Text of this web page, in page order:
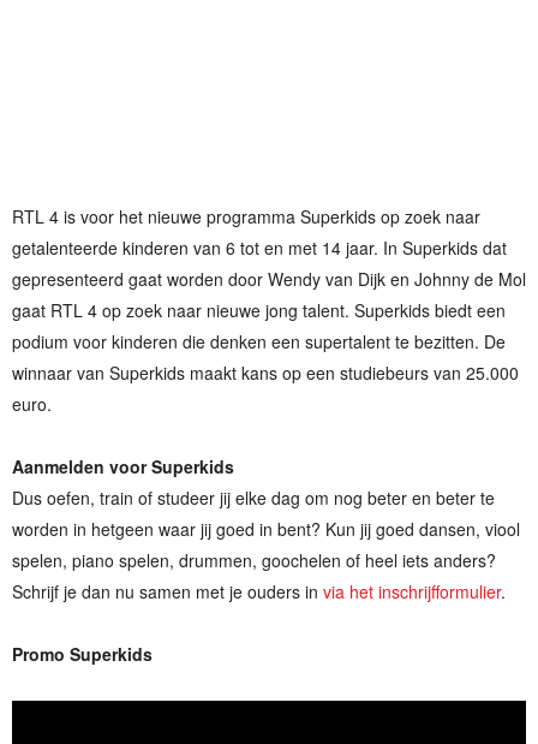
RTL 4 is voor het nieuwe programma Superkids op zoek naar
getalenteerde kinderen van 6 tot en met 14 jaar. In Superkids dat
gepresenteerd gaat worden door Wendy van Dijk en Johnny de Mol
gaat RTL 4 op zoek naar nieuwe jong talent. Superkids biedt een
podium voor kinderen die denken een supertalent te bezitten. De
winnaar van Superkids maakt kans op een studiebeurs van 25.000
euro.
Aanmelden voor Superkids
Dus oefen, train of studeer jij elke dag om nog beter en beter te
worden in hetgeen waar jij goed in bent? Kun jij goed dansen, viool
spelen, piano spelen, drummen, goochelen of heel iets anders?
Schrijf je dan nu samen met je ouders in via het inschrijfformulier.
Promo Superkids